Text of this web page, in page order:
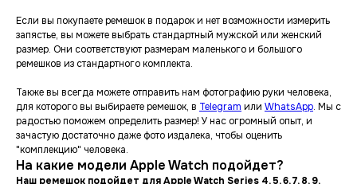
Если вы покупаете ремешок в подарок и нет возможности измерить
запястье, вы можете выбрать стандартный мужской или женский
размер. Они соответствуют размерам маленького и большого
ремешков из стандартного комплекта.
Также вы всегда можете отправить нам фотографию руки человека,
для которого вы выбираете ремешок, в Telegram или WhatsApp. Мы с
радостью поможем определить размер! У нас огромный опыт, и
зачастую достаточно даже фото издалека, чтобы оценить
"комплекцию" человека.
На какие модели Apple Watch подойдет?
Наш ремешок подойдет для Apple Watch Series 4, 5, 6, 7, 8, 9,